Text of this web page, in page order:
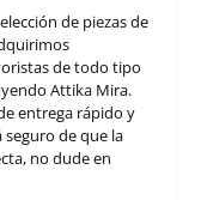
de piezas de
de todo tipo
Attika Mira.
entrega rápido y
de que la
no dude en